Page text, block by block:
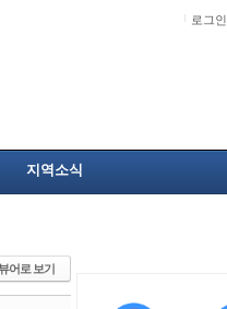
로그인
지역소식
어로 보기